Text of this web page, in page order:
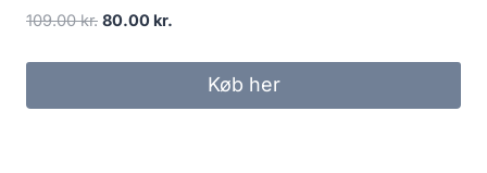
109.00kr. Original
80.00 kr.
80.00 kr..
Køb her